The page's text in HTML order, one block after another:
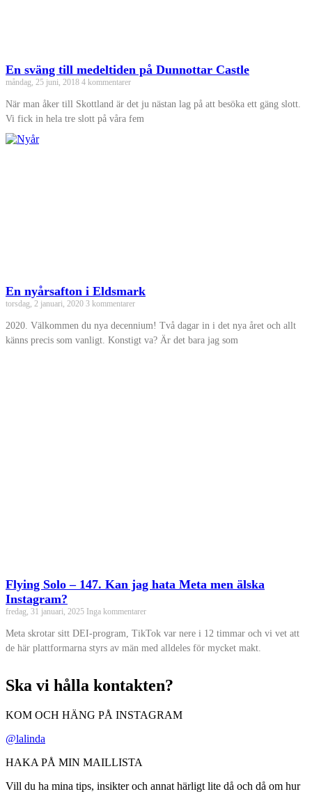
En sväng till medeltiden på Dunnottar Castle
måndag, 25 juni, 2018 4 kommentarer
När man åker till Skottland är det ju nästan lag på att besöka ett gäng slott.
Vi fick in hela tre slott på våra fem
En nyårsafton i Eldsmark
torsdag, 2 januari, 2020 3 kommentarer
2020. Välkommen du nya decennium! Två dagar in i det nya året och allt
känns precis som vanligt. Konstigt va? Är det bara jag som
Flying Solo – 147. Kan jag hata Meta men älska
Instagram?
fredag, 31 januari, 2025 Inga kommentarer
Meta skrotar sitt DEI-program, TikTok var nere i 12 timmar och vi vet att
de här plattformarna styrs av män med alldeles för mycket makt.
Ska vi hålla kontakten?
KOM OCH HÄNG PÅ INSTAGRAM
@lalinda
HAKA PÅ MIN MAILLISTA
Vill du ha mina tips, insikter och annat härligt lite då och då om hur